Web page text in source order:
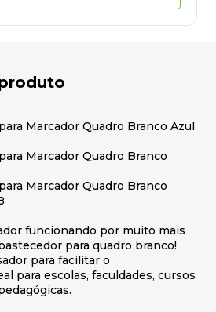
Marcador Quadro Branco Azul
Marcador Quadro Branco
Marcador Quadro Branco
funcionando por muito mais
para quadro branco!
para facilitar o
para escolas, faculdades, cursos